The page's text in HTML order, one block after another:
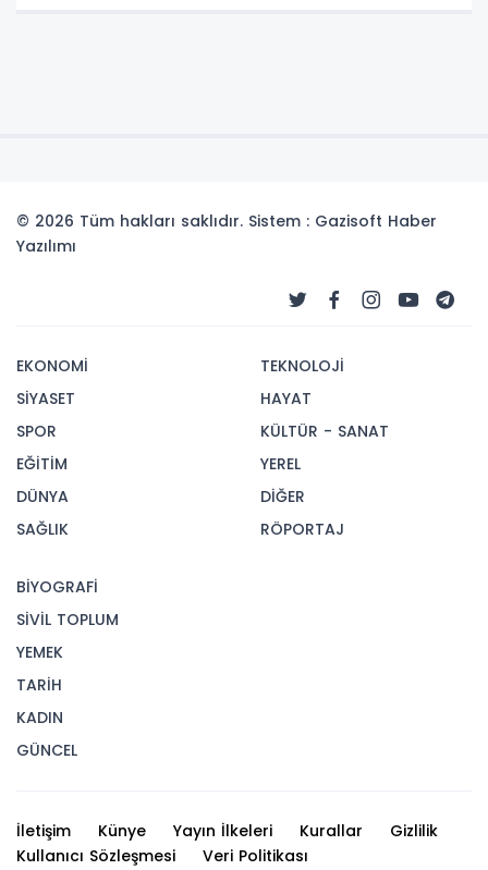
© 2026 Tüm hakları saklıdır. Sistem : Gazisoft Haber
Yazılımı
EKONOMİ
SİYASET
SPOR
EĞİTİM
DÜNYA
SAĞLIK
TEKNOLOJİ
HAYAT
KÜLTÜR - SANAT
YEREL
DİĞER
RÖPORTAJ
BİYOGRAFİ
SİVİL TOPLUM
YEMEK
TARİH
KADIN
GÜNCEL
İletişim Künye Yayın İlkeleri Kurallar
Gizlilik
Kullanıcı Sözleşmesi
Veri Politikası